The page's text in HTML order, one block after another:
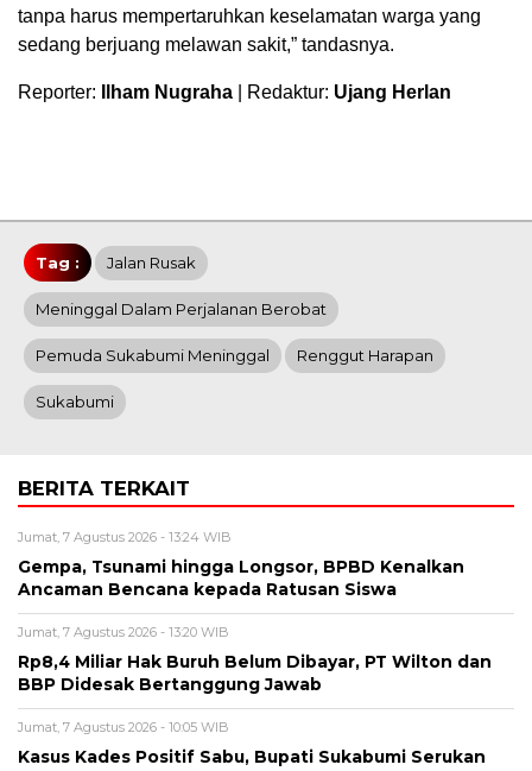
tanpa harus mempertaruhkan keselamatan warga yang
sedang berjuang melawan sakit,” tandasnya.
Reporter: Ilham Nugraha | Redaktur: Ujang Herlan
Tag : Jalan Rusak
Meninggal Dalam Perjalanan Berobat
Pemuda Sukabumi Meninggal Renggut Harapan
Sukabumi
BERITA TERKAIT
Jumat, 7 Agustus 2026 - 13:24 WIB
Gempa, Tsunami hingga Longsor, BPBD Kenalkan
Ancaman Bencana kepada Ratusan Siswa
Jumat, 7 Agustus 2026 - 13:20 WIB
Rp8,4 Miliar Hak Buruh Belum Dibayar, PT Wilton dan
BBP Didesak Bertanggung Jawab
Jumat, 7 Agustus 2026 - 10:05 WIB
Kasus Kades Positif Sabu, Bupati Sukabumi Serukan